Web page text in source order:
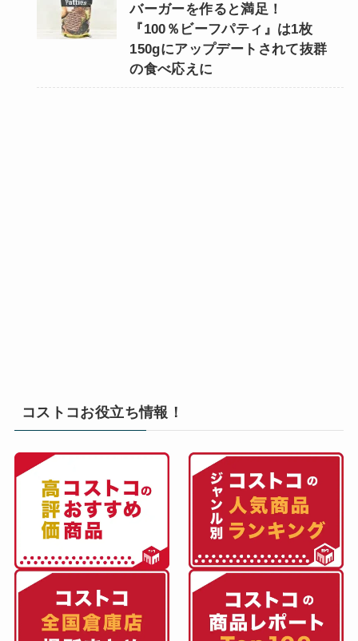
バーガーを作ると満足！
『100％ビーフパティ』は1枚
150gにアップデートされて抜群
の食べ応えに
コストコお役立ち情報！